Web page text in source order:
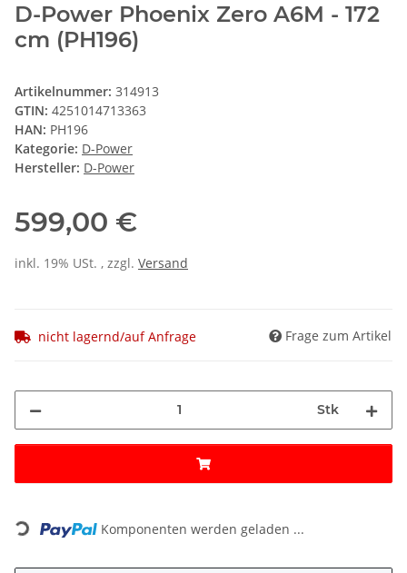
D-Power Phoenix Zero A6M - 172
cm (PH196)
Artikelnummer: 314913
GTIN: 4251014713363
HAN: PH196
Kategorie: D-Power
Hersteller: D-Power
599,00 €
inkl. 19% USt. , zzgl. Versand
nicht lagernd/auf Anfrage Frage zum Artikel
Stk
Komponenten werden geladen ...